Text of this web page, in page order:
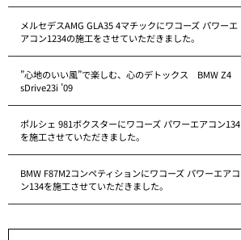
メルセデスAMG GLA35 4マチックにワコーズ パワーエ
アコン1234の施工をさせていただきました。
”心地のいい風”で楽しむ、心のデトックス BMW Z4
sDrive23i ’09
ポルシェ 981ボクスターにワコーズ パワーエアコン134
を施工させていただきました。
BMW F87M2コンペティションにワコーズ パワーエアコ
ン134を施工させていただきました。